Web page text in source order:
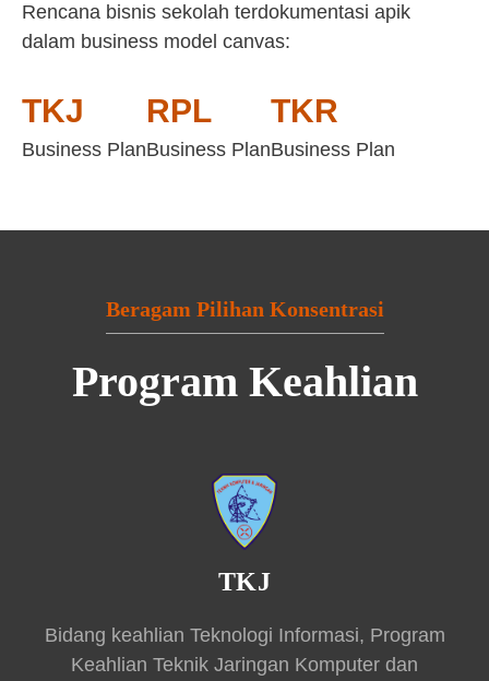
Rencana bisnis sekolah terdokumentasi apik
dalam business model canvas:
TKJ
Business Plan
RPL
Business Plan
TKR
Business Plan
Beragam Pilihan Konsentrasi
Program Keahlian
TKJ
Bidang keahlian Teknologi Informasi, Program
Keahlian Teknik Jaringan Komputer dan